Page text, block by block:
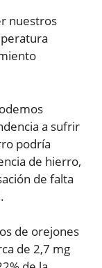
nuestros
a sufrir
podría
de hierro,
de falta
de orejones
de 2,7 mg